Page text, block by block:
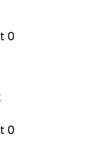
0
0